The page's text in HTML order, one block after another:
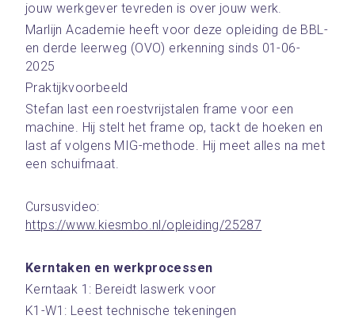
jouw werkgever tevreden is over jouw werk.
Marlijn Academie heeft voor deze opleiding de BBL-
en derde leerweg (OVO) erkenning sinds 01-06-
2025
Praktijkvoorbeeld
Stefan last een roestvrijstalen frame voor een
machine. Hij stelt het frame op, tackt de hoeken en
last af volgens MIG-methode. Hij meet alles na met
een schuifmaat.
https://www.kiesmbo.nl/opleiding/25287
Kerntaken en werkprocessen
Kerntaak 1: Bereidt laswerk voor
K1-W1: Leest technische tekeningen